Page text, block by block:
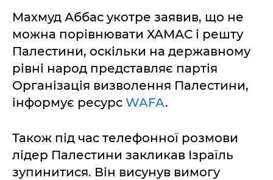
Махмуд Аббас укотре заявив, що не
можна порівнювати ХАМАС і решту
Палестини, оскільки на державному
рівні народ представляє партія
Організація визволення Палестини,
інформує ресурс WAFA.
Також під час телефонної розмови
лідер Палестини закликав Ізраїль
зупинитися. Він висунув вимогу